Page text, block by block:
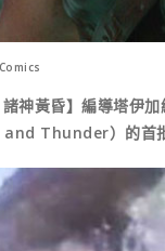
諸神黃昏】編導塔伊
and Thunder）的首